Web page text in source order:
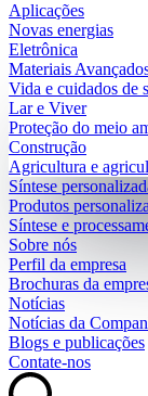
Aplicações
Novas energias
Eletrônica
Materiais
Vida e cuidados de
Lar e Viver
Proteção do meio
Construção
Agricultura e
Síntese
Produtos
Síntese e
Sobre nós
Perfil da empresa
Brochuras da
Notícias
Notícias da
Blogs e publicações
Contate-nos